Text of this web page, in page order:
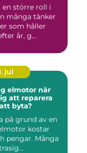
en större roll i
många tänker
som håller
år, g...
jul
när
att reparera
byta?
på grund av en
kostar
pengar. Många